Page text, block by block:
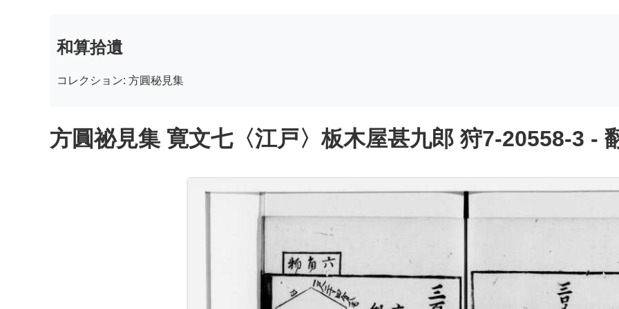
和算拾遺
コレクション: 方圓秘見集
方圓祕見集 寛文七〈江戸〉板木屋甚九郎 狩7-20558-3 -